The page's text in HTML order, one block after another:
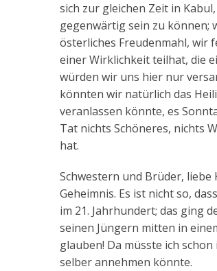
sich zur gleichen Zeit in
gegenwärtig sein zu können;
österliches Freudenmahl, wir
einer Wirklichkeit teilhat, die
würden wir uns hier nur
könnten wir natürlich das
veranlassen könnte, es
Tat nichts Schöneres, nichts
hat.
Schwestern und Brüder,
Geheimnis. Es ist nicht so,
im 21. Jahrhundert; das ging
seinen Jüngern mitten in
glauben! Da müsste ich
selber annehmen könnte.